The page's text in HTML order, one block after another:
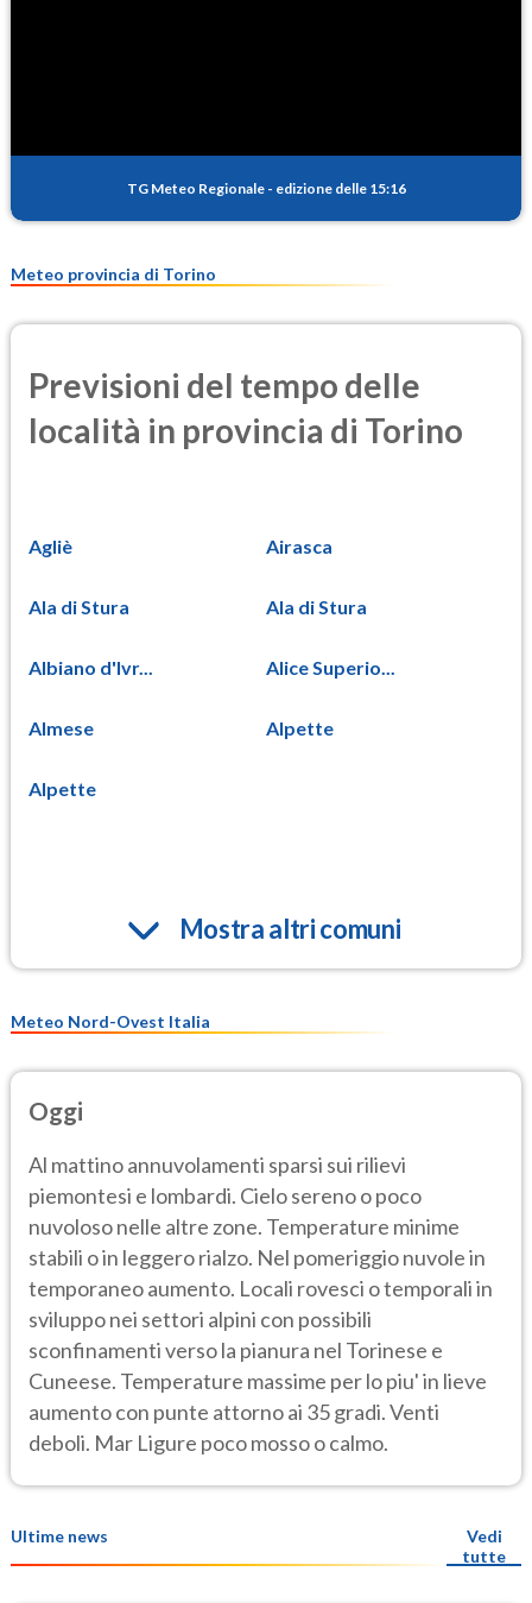
PM25
TG Meteo Regionale - edizione delle 15:16
Meteo provincia di Torino
Previsioni del tempo delle
località in provincia di Torino
Agliè Airasca
Ala di Stura Ala di Stura
Albiano d'Ivr... Alice Superio...
Almese Alpette
Alpette
Mostra altri comuni
Meteo Nord-Ovest Italia
Oggi
Al mattino annuvolamenti sparsi sui rilievi
piemontesi e lombardi. Cielo sereno o poco
nuvoloso nelle altre zone. Temperature minime
stabili o in leggero rialzo. Nel pomeriggio nuvole in
temporaneo aumento. Locali rovesci o temporali in
sviluppo nei settori alpini con possibili
sconfinamenti verso la pianura nel Torinese e
Cuneese. Temperature massime per lo piu' in lieve
aumento con punte attorno ai 35 gradi. Venti
deboli. Mar Ligure poco mosso o calmo.
Ultime news
Vedi
tutte